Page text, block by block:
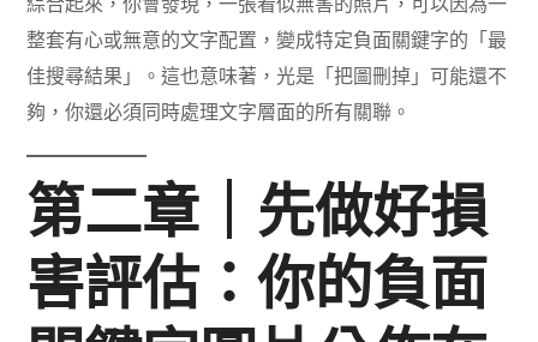
整套有心或無意的文字配置，變成特定負面關鍵字的「最
佳搜尋結果」。這也意味著，光是「把圖刪掉」可能還不
夠，你還必須同時處理文字層面的所有關聯。
第二章｜先做好損
害評估：你的負面